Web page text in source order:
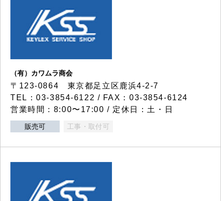
（有）カワムラ商会
〒123-0864 東京都足立区鹿浜4-2-7
TEL：03-3854-6122 / FAX：03-3854-6124
営業時間：8:00〜17:00 / 定休日：土・日
販売可 工事・取付可